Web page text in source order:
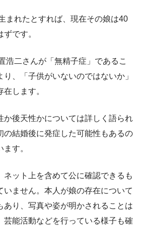
まれたとすれば、現在その娘は40
です。
浩二さんが「無精子症」であるこ
、「子供がいないのではないか」
します。
か後天性かについては詳しく語られ
の結婚後に発症した可能性もあるの
す。
ネット上を含めて公に確認できるも
いません。本人が娘の存在について
あり、写真や姿が明かされることは
芸能活動などを行っている様子も確